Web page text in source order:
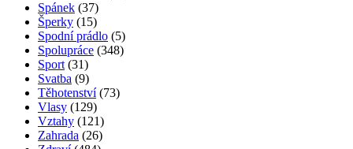
Spánek (37)
Šperky (15)
Spodní prádlo (5)
Spolupráce (348)
Sport (31)
Svatba (9)
Těhotenství(73)
Vlasy (129)
Vztahy (121)
Zahrada (26)